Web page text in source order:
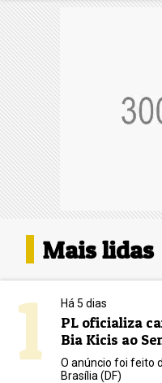
Mais lidas
1 Há 5 dias
PL oficializa
Bia Kicis ao
O anúncio foi feito
Brasília (DF)